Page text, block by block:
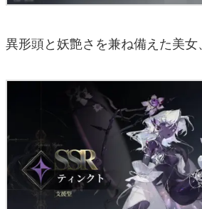
異形頭と妖艶さを兼ね備えた美女、